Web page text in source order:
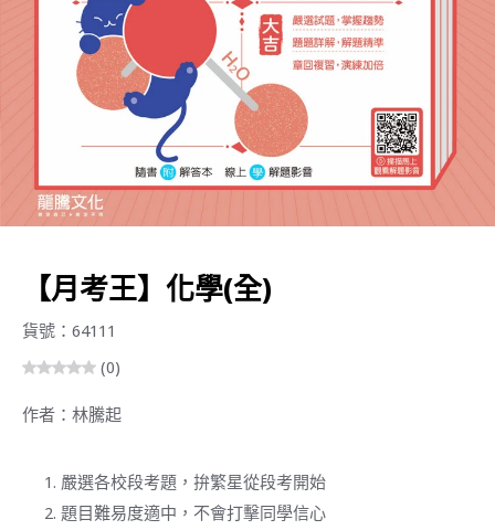
【月考王】化學(全)
貨號：64111
(0)
作者：林騰起
嚴選各校段考題，拚繁星從段考開始
題目難易度適中，不會打擊同學信心